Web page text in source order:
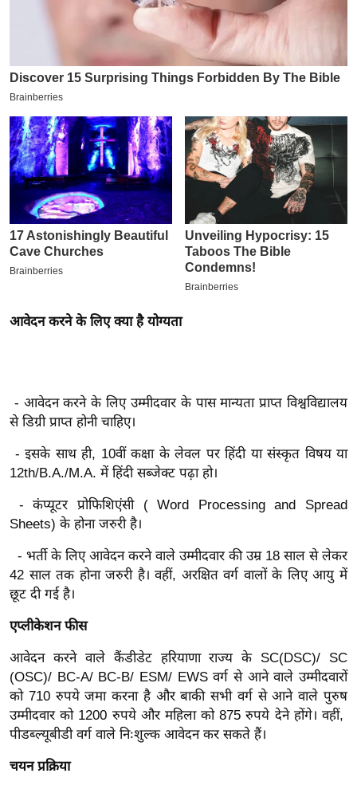
2
0
2
6
क्रा
इ
म
ई
-
पे
मि
बे
सा
ल
श
ख्सि
त
यं
इं
डि
या
सा
हि
त्य
ज
आवेदन करने के लिए क्या है योग्यता
- आवेदन करने के लिए उम्मीदवार के पास मान्यता प्राप्त विश्वविद्यालय
से डिग्री प्राप्त होनी चाहिए।
- इसके साथ ही, 10वीं कक्षा के लेवल पर हिंदी या संस्कृत विषय या
12th/B.A./Μ.Α. में हिंदी सब्जेक्ट पढ़ा हो।
- कंप्यूटर प्रोफिशिएंसी ( Word Processing and Spread
Sheets) के होना जरुरी है।
- भर्ती के लिए आवेदन करने वाले उम्मीदवार की उम्र 18 साल से लेकर
42 साल तक होना जरुरी है। वहीं, अरक्षित वर्ग वालों के लिए आयु में
छूट दी गई है।
एप्लीकेशन फीस
आवेदन करने वाले कैंडीडेट हरियाणा राज्य के SC(DSC)/ SC
(OSC)/ BC-A/ BC-B/ ESM/ EWS वर्ग से आने वाले उम्मीदवारों
को 710 रुपये जमा करना है और बाकी सभी वर्ग से आने वाले पुरुष
उम्मीदवार को 1200 रुपये और महिला को 875 रुपये देने होंगे। वहीं,
पीडब्ल्यूबीडी वर्ग वाले निःशुल्क आवेदन कर सकते हैं।
चयन प्रक्रिया